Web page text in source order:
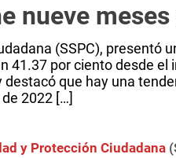
nueve meses
(SSPC), presentó
41.37 por ciento desde el
que hay una
2022 […]
y Protección Ciudadana